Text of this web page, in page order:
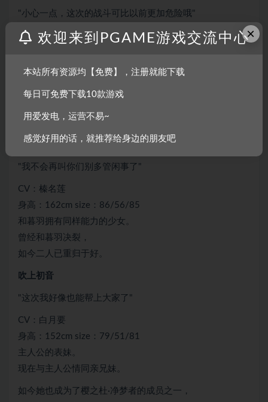
"小心一点，这次的战斗可比以前更加危险哦"
CV：莓山文太郎
比暮羽高一年级的学姐。
务。
衿坂美冬
"我不会再叫你们别多管闲事了"
CV：榛名莲
身高：162cm size：86/56/85
和暮羽拥有同样能力的少女。
曾经和暮羽决裂，
如今二人已重归于好。
吹上初音
"这次我好像也能帮上大家了"
CV：白月要
身高：152cm size：79/51/81
主人公的表妹。
现在与主人公情同亲兄妹。
如今她也成为了樱之杜·净梦者的成员之一，
×
欢迎来到PGAME游戏交流中心
本站所有资源均【免费】，注册就能下载
每日可免费下载10款游戏
用爱发电，运营不易~
感觉好用的话，就推荐给身边的朋友吧